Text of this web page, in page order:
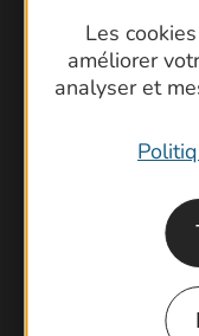
Les
améliorer
analyser et